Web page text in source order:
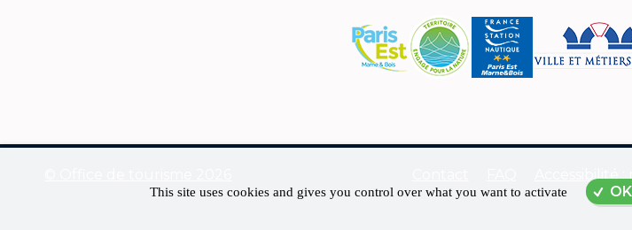
Accessibilité
This site uses cookies and gives you control over what you want to activate